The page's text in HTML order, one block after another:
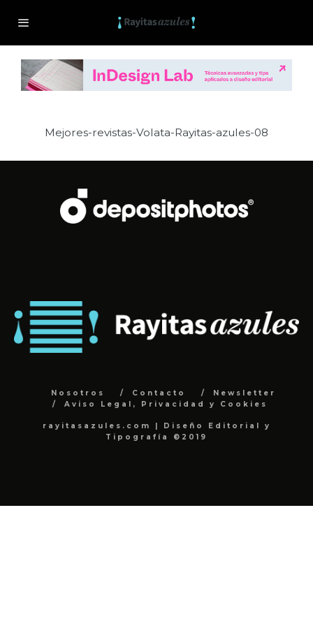
Mejores-revistas-Volata-Rayitas-azules-08
Nosotros Contacto
Newsletter
Aviso Legal, Privacidad y Cookies
rayitasazules.com | Diseño Editorial y
Tipografía ©2019